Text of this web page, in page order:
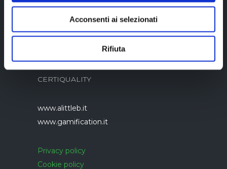
Acconsenti ai selezionati
Rifiuta
Azienda con sistema di gestione qualità
CERTIQUALITY
www.alittleb.it
www.gamification.it
Privacy policy
Cookie policy